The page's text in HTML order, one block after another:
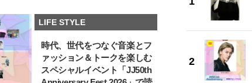
LIFE STYLE
時代、世代をつなぐ音楽とフ
ァッション＆トークを楽しむ
スペシャルイベント「JJ50th